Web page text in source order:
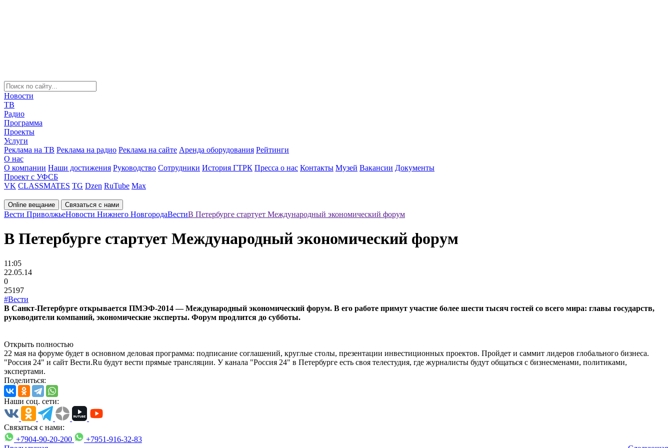
Новости
ТВ
Радио
Программа
Проекты
Услуги
Реклама на ТВ Реклама на радио Реклама на сайте Аренда оборудования Рейтинги
О нас
О компании Наши достижения Руководство Сотрудники История ГТРК Пресса о нас Контакты Музей Вакансии Документы
Проект с УФСБ
VK CLASSMATES TG Dzen RuTube Max
Online вещание Связаться с нами
Вести ПриволжьеНовости Нижнего НовгородаВестиВ Петербурге стартует Международный экономический форум
В Петербурге стартует Международный экономический форум
11:05
22.05.14
0
25197
#Вести
В Санкт-Петербурге открывается ПМЭФ-2014 — Международный экономический форум. В его работе примут участие более шести тысяч гостей со всего мира: главы государств,
руководители компаний, экономические эксперты. Форум продлится до субботы.
Открыть полностью
22 мая на форуме будет в основном деловая программа: подписание соглашений, круглые столы, презентации инвестиционных проектов. Пройдет и саммит лидеров глобального бизнеса.
"Россия 24" и сайт Вести.Ru будут вести прямые трансляции. У канала "Россия 24" в Петербурге есть своя телестудия, где журналисты будут общаться с бизнесменами, политиками,
экспертами.
Поделиться:
Наши соц. сети:
Связаться с нами:
+7904-90-20-200
+7951-916-32-83